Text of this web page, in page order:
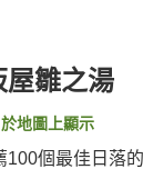
屋雛之湯
於地圖上顯示
個最佳日落